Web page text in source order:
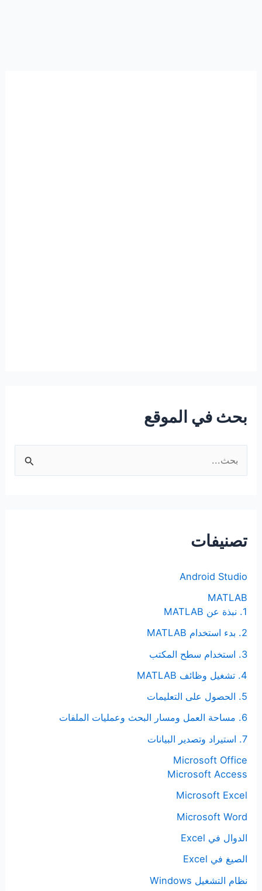
بحث في الموقع
ل
ع
تصنيفات
Android Studio
MATLAB
1. نبذة عن MATLAB
2. بدء استخدام MATLAB
3. استخدام سطح المكتب
4. تشغيل وظائف MATLAB
5. الحصول على التعليمات
6. مساحة العمل ومسار البحث وعمليات الملفات
7. استيراد وتصدير البيانات
Microsoft Office
Microsoft Access
Microsoft Excel
Microsoft Word
الدوال في Excel
الصيغ في Excel
نظام التشغيل Windows